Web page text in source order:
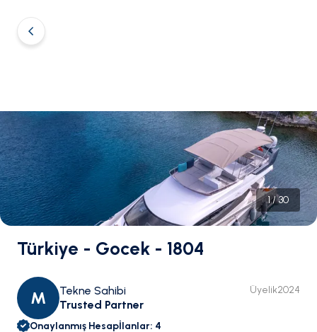
1/30
Türkiye - Gocek - 1804
M
Tekne Sahibi
Trusted Partner
Üyelik2024
Onaylanmış Hesapİlanlar: 4